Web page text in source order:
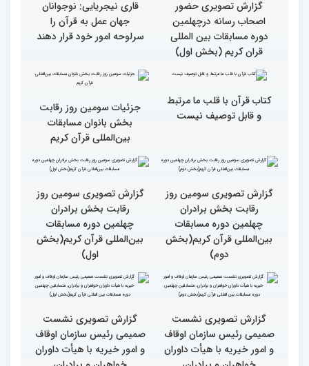
پررنگ کودکان و نوجوانان در
چهلمین دوره مسابقات بین
المللی قرآن کریم(بخش
اول)
اصحاب رسانه درچهلمین
دوره مسابقات بین المللی
قران کریم (بخش دوم)
گزارش تصویری حضور
اصحاب رسانه درچهلمین
قران کریم (بخش اول)
قاری نیجریایی: نوجوانان
جهان عمل به قرآن را
سرلوحه امور خود قرار دهند
کتاب قرآن با قلب ما مرتبط
و قابل توصیف نیست
جزئیات سومین روز رقابت
بخش بانوان مسابقات
بین‌المللی قرآن کریم
گزارش تصویری سومین روز
رقابت بخش برادران
چهلمین دوره مسابقات
بین‌المللی قرآن کریم(بخش
دوم)
گزارش تصویری سومین روز
رقابت بخش برادران
چهلمین دوره مسابقات
بین‌المللی قرآن کریم(بخش
اول)